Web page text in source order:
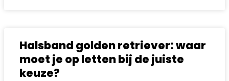
Halsband golden retriever: waar
moet je op letten bij de juiste
keuze?